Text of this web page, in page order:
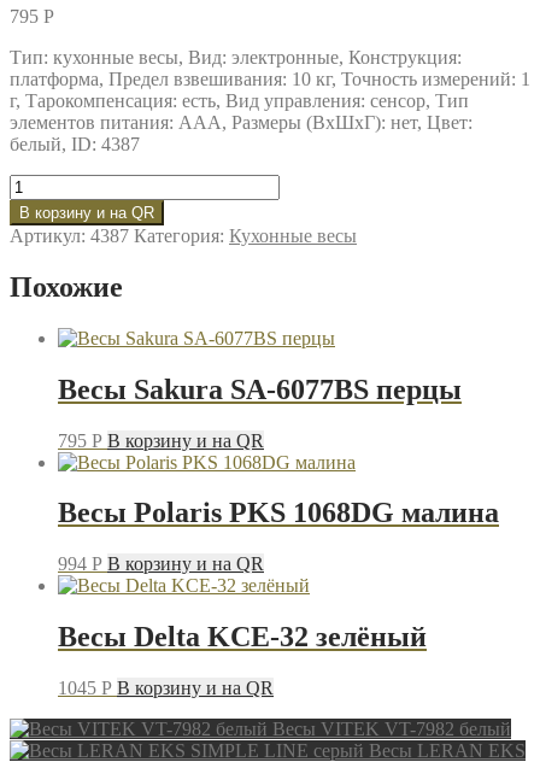
795 P
Тип: кухонные весы, Вид: электронные, Конструкция:
платформа, Предел взвешивания: 10 кг, Точность измерений: 1
г, Тарокомпенсация: есть, Вид управления: сенсор, Тип
элементов питания: AAA, Размеры (ВxШxГ): нет, Цвет:
белый, ID: 4387
Количество
товара
Весы
LERAN
MARBLE
В корзину и на QR
Артикул: 4387 Категория: Кухонные весы
Похожие
Весы Sakura SA-6077BS перцы
795 P В корзину и на QR
Весы Polaris PKS 1068DG малина
994 P В корзину и на QR
Весы Delta KCE-32 зелёный
1045 P В корзину и на QR
Весы VITEK VT-7982 белый
Весы LERAN EKS